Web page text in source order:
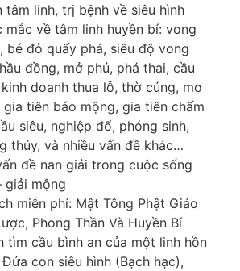
linh, trị bệnh về siêu hình
về tâm linh huyền bí: vong
bé đỏ quấy phá, siêu độ vong
đồng, mở phủ, phá thai, cầu
doanh thua lỗ, thờ cúng, mơ
tiên báo mộng, gia tiên chấm
siêu, nghiệp đổ, phóng sinh,
thủy, và nhiều vấn đề khác…
đề nan giải trong cuộc sống
mộng
miễn phí: Mật Tông Phật Giáo
Phong Thần Và Huyền Bí
tìm cầu bình an của một linh hồn
con siêu hình (Bạch hạc),